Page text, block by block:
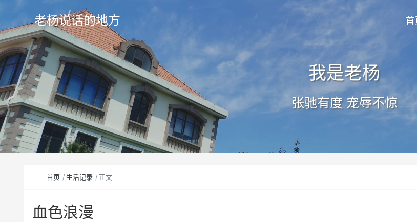
老杨说话的地方 首
我是老杨
张驰有度 宠辱不惊
首页 生活记录 正文
血色浪漫